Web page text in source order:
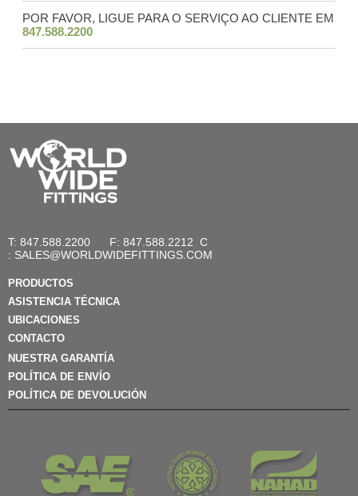
POR FAVOR, LIGUE PARA O SERVIÇO AO CLIENTE EM
847.588.2200
T: 847.588.2200 F: 847.588.2212 C
: SALES@WORLDWIDEFITTINGS.COM
PRODUCTOS
ASISTENCIA TÉCNICA
UBICACIONES
CONTACTO
NUESTRA GARANTÍA
POLÍTICA DE ENVÍO
POLÍTICA DE DEVOLUCIÓN